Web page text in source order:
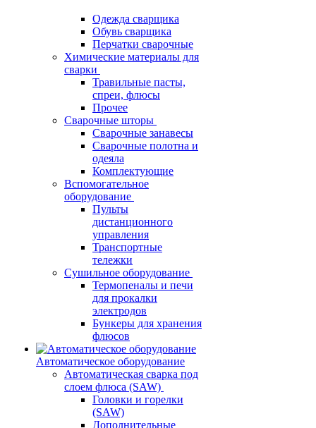
Одежда сварщика
Обувь сварщика
Перчатки сварочные
Химические материалы для
сварки
Травильные пасты,
спреи, флюсы
Прочее
Сварочные шторы
Сварочные занавесы
Сварочные полотна и
одеяла
Комплектующие
Вспомогательное
оборудование
Пульты
дистанционного
управления
Транспортные
тележки
Сушильное оборудование
Термопеналы и печи
для прокалки
электродов
Бункеры для хранения
флюсов
Автоматическое оборудование
Автоматическая сварка под
слоем флюса (SAW)
Головки и горелки
(SAW)
Дополнительные